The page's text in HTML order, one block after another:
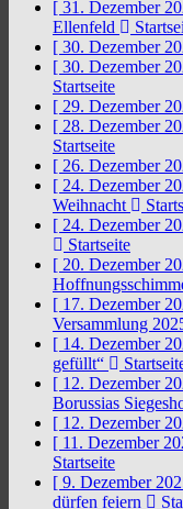
[ 31. Dezember
Ellenfeld
[ 30. Dezember
[ 30. Dezember
Startseite
[ 29. Dezember
[ 28. Dezember
Startseite
[ 26. Dezember
[ 24. Dezember
Weihnacht
[ 24. Dezember
Startseite
[ 20. Dezember
[ 17. Dezember
Versammlung
[ 14. Dezember
gefüllt“
[ 12. Dezember
Borussias
[ 12. Dezember
[ 11. Dezember
Startseite
[ 9. Dezember
dürfen feiern